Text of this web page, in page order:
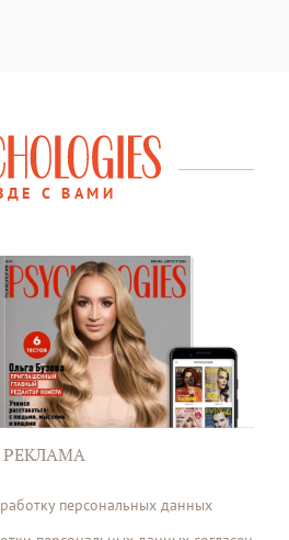
С ВАМИ
РЕКЛАМА
персональных данных